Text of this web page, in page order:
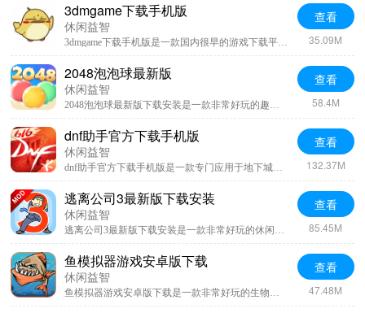
3dmgame下载手机版
休闲益智
3dmgame下载手机版是一款国内很早的游戏下载平台，在这个平台当中玩家可以下载到许多好玩的游戏，或者对于游戏资讯的查询也是非常简单，每日都可以沉浸在游戏平台当中寻找自己笑话的游戏，而且还可以在社区当中交友寻找游戏搭子，觉得还不错的用户可以尝试下载。
查看
35.09M
2048泡泡球最新版
休闲益智
2048泡泡球最新版下载安装是一款非常好玩的趣味休闲游戏，游戏的画风、画面还是比较的精美，而且游戏的消除玩法非常的解压，玩家可以不断的进行闯关，游戏当中的每个关卡都有着不同的难度，不断的闯关下去可以一直挑战，喜欢这款游戏的小伙伴可以尝试下载。
查看
58.4M
dnf助手官方下载手机版
休闲益智
dnf助手官方下载手机版是一款专门应用于地下城游戏的助手工具，这款软件内可以第一时间的了解到版本的更新情况以及各个职业的攻略，还可以在线的模拟装备的搭配查询他人的游戏战力，各种有趣的地下城内容都可以找到，平时也有福利可以在软件内领取，需要这款软件的用户可以尝试下载。
查看
132.37M
逃离公司3最新版下载安装
休闲益智
逃离公司3最新版下载安装是一款非常好玩的休闲冒险游戏，在该游戏当中玩家可以体验到非常有趣非常搞笑的游戏玩法，并且游戏的画风、画面以卡通的方式展现给玩家，随着游戏的不断深入可以了解到游戏的全部玩法，喜欢这款游戏的小伙伴可以尝试下载。
查看
85.45M
鱼模拟器游戏安卓版下载
休闲益智
鱼模拟器游戏安卓版下载是一款非常好玩的生物模拟器游戏，在该游戏当中玩家化身一条鱼需要不断的在这个海洋世界当中存活下去，而且在该游戏当中人员给其他的动物吃掉，游戏的画面也制作的比较精美，整体来说游戏的可玩性还是很强的，喜欢这款游戏的小伙伴可以尝试下载试试。
查看
47.48M